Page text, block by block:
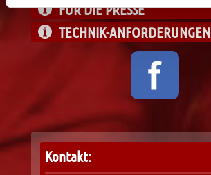
FÜR DIE PRESSE
TECHNIK-ANFORDERUNGEN
Kontakt: